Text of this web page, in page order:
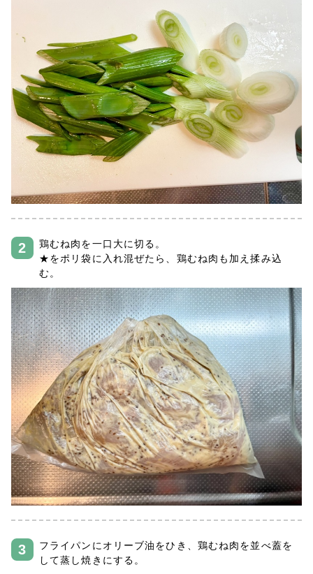
鶏むね肉を一口大に切る。
★をポリ袋に入れ混ぜたら、鶏むね肉も加え揉み込
む。
フライパンにオリーブ油をひき、鶏むね肉を並べ蓋を
して蒸し焼きにする。